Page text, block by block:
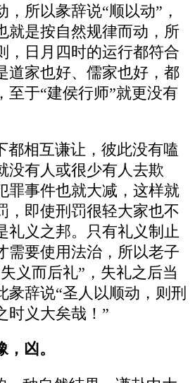
所以彖辞说“顺以动”，
就是按自然规律而动，所
，日月四时的运行都符合
道家也好、儒家也好，都
至于“建侯行师”就更没有
都相互谦让，彼此没有嗑
没有人或很少有人去欺
罪事件也就大减，这样就
，即使刑罚很轻大家也不
礼义之邦。只有礼义制止
需要使用法治，所以老子
义而后礼”，失礼之后当
彖辞说“圣人以顺动，则刑
时义大矣哉！”
凶。